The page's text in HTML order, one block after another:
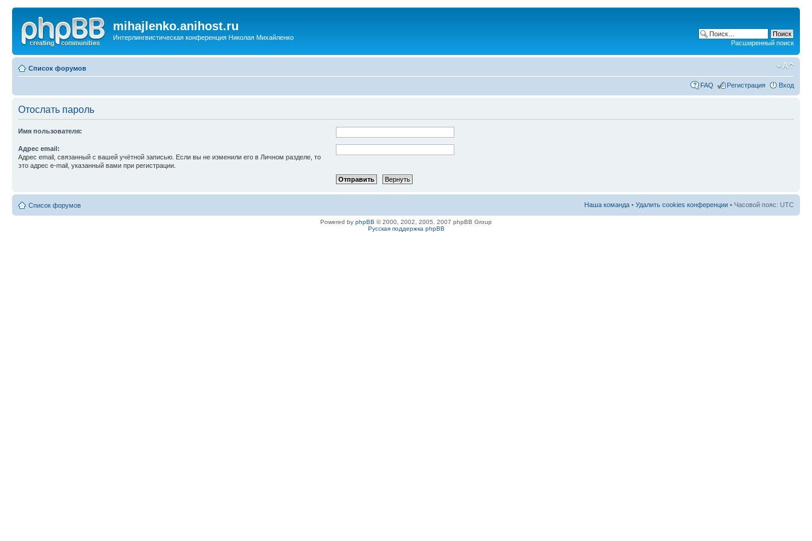
mihajlenko.anihost.ru
Интерлингвистическая конференция Николая Михайленко
Расширенный поиск
Список форумов
FAQ Регистрация Вход
Отослать пароль
Имя пользователя:
Адрес email:
Адрес email, связанный с вашей учётной записью. Если вы не изменили его в Личном разделе, то
это адрес e-mail, указанный вами при регистрации.
Список форумов Наша команда • Удалить cookies конференции • Часовой пояс: UTC
Powered by phpBB © 2000, 2002, 2005, 2007 phpBB Group
Русская поддержка phpBB